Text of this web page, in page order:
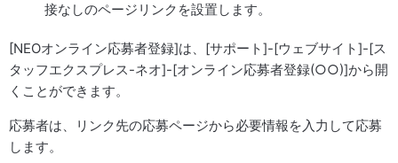
接なしのページリンクを設置します。
[NEOオンライン応募者登録]は、[サポート]-[ウェブサイト]-[ス
タッフエクスプレス-ネオ]-[オンライン応募者登録(○○)]から開
くことができます。
応募者は、リンク先の応募ページから必要情報を入力して応募
します。